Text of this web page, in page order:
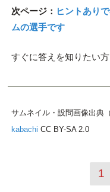
次ページ： ヒントあり
ムの選手です
すぐに答えを知りたい方
サムネイル・設問画像出典
kabachi CC BY-SA 2.0
1